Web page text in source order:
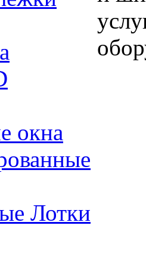
окна
Лотки